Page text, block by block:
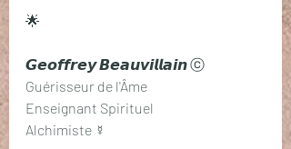
🌟
𝙂𝙚𝙤𝙛𝙛𝙧𝙚𝙮 𝘽𝙚𝙖𝙪𝙫𝙞𝙡𝙡𝙖𝙞𝙣 ⓒ
Guérisseur de l'Âme
Enseignant Spirituel
Alchimiste ☿